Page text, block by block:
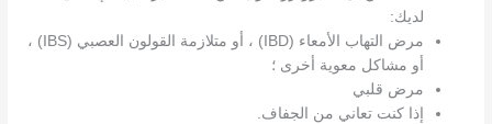
لديك:
مرض التهاب الأمعاء (IBD) ، أو متلازمة القولون العصبي (IBS) ،
أو مشاكل معوية أخرى ؛
مرض قلبي
إذا كنت تعاني من الجفاف.